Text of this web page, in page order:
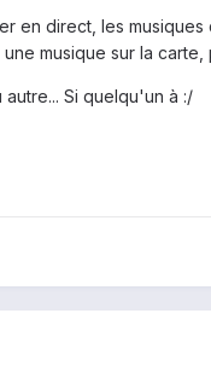
en direct, les
musique sur la carte,
Si quelqu'un à :/